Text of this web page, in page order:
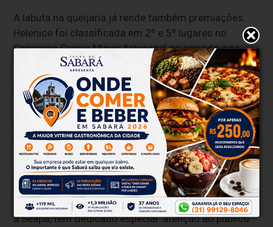
A labuta na queijaria já rende também premiações.
Helenice foi classificada em 2º e 5º lugares no
Concurso Queijo Minas Artesanal no cerrado, nas
edições de 2024 e 2025, respectivamente. Enquanto
isso, o marido Nilson Humberto de Souza, grande
apoiador de Helenice, prefere continuar pegando a
estrada para trabalhar como eletricista em
Patrocínio. No entanto, planeja se dedicar
integralmente à propriedade rural, estimulado pela
força e garra da mulher.
Apoio da Emater-MG
Ao longo de sua trajetória, a Emater, órgão vinculado
à Seapa, tem dedicado especial atenção ao público